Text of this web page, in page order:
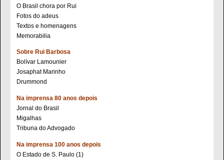
O Brasil chora por Rui
Fotos do adeus
Textos e homenagens
Memorabilia
Sobre Rui Barbosa
Bolívar Lamounier
Josaphat Marinho
Drummond
Na imprensa 80 anos depois
Jornal do Brasil
Migalhas
Tribuna do Advogado
Na imprensa 100 anos depois
O Estado de S. Paulo (1)